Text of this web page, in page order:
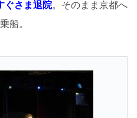
ぐさま退院。そのまま京都へ
船。